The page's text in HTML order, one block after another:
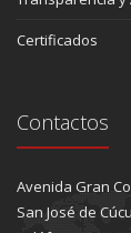
Certificados
Contactos
Avenida Gran
San José de